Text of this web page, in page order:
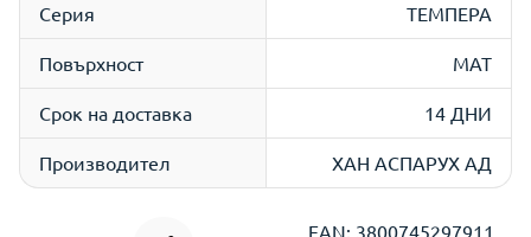
Серия ТЕМПЕРА
Повърхност МАТ
Срок на доставка 14 ДНИ
Производител ХАН АСПАРУХ АД
EAN: 3800745297911